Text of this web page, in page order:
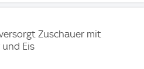
Zuschauer mit
und Eis